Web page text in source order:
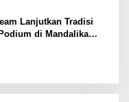
Lanjutkan Tradisi
di Mandalika
ke 3